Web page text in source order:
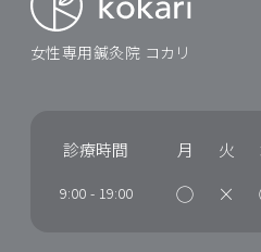
女性専用鍼灸院 コカリ
診療時間 月 火
9:00 - 19:00 ◯ ×